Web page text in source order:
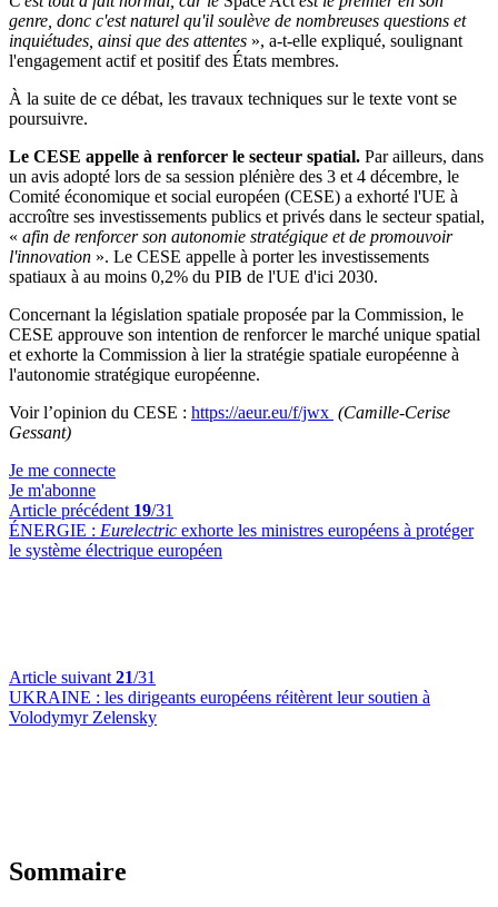
genre, donc c'est naturel qu'il soulève de nombreuses questions et
inquiétudes, ainsi que des attentes », a-t-elle expliqué, soulignant
l'engagement actif et positif des États membres.
À la suite de ce débat, les travaux techniques sur le texte vont se
poursuivre.
Le CESE appelle à renforcer le secteur spatial. Par ailleurs, dans
un avis adopté lors de sa session plénière des 3 et 4 décembre, le
Comité économique et social européen (CESE) a exhorté l'UE à
accroître ses investissements publics et privés dans le secteur spatial,
« afin de renforcer son autonomie stratégique et de promouvoir
l'innovation ». Le CESE appelle à porter les investissements
spatiaux à au moins 0,2% du PIB de l'UE d'ici 2030.
Concernant la législation spatiale proposée par la Commission, le
CESE approuve son intention de renforcer le marché unique spatial
et exhorte la Commission à lier la stratégie spatiale européenne à
l'autonomie stratégique européenne.
Voir l’opinion du CESE : https://aeur.eu/f/jwx (Camille-Cerise
Gessant)
Je me connecte
Je m'abonne
Article précédent 19/31
ÉNERGIE : Eurelectric exhorte les ministres européens à protéger
le système électrique européen
Article suivant 21/31
UKRAINE : les dirigeants européens réitèrent leur soutien à
Volodymyr Zelensky
Sommaire